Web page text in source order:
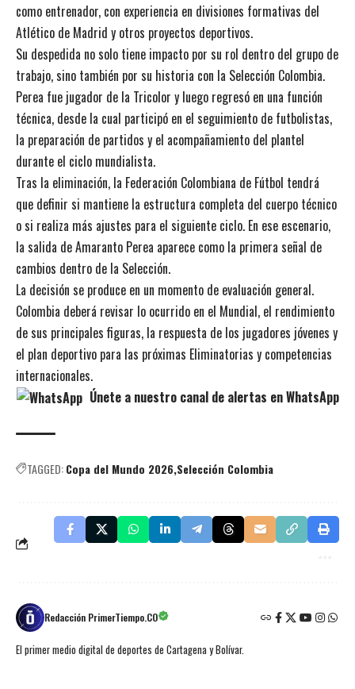
como entrenador, con experiencia en divisiones formativas del
Atlético de Madrid y otros proyectos deportivos.
Su despedida no solo tiene impacto por su rol dentro del grupo de
trabajo, sino también por su historia con la Selección Colombia.
Perea fue jugador de la Tricolor y luego regresó en una función
técnica, desde la cual participó en el seguimiento de futbolistas,
la preparación de partidos y el acompañamiento del plantel
durante el ciclo mundialista.
Tras la eliminación, la Federación Colombiana de Fútbol tendrá
que definir si mantiene la estructura completa del cuerpo técnico
o si realiza más ajustes para el siguiente ciclo. En ese escenario,
la salida de Amaranto Perea aparece como la primera señal de
cambios dentro de la Selección.
La decisión se produce en un momento de evaluación general.
Colombia deberá revisar lo ocurrido en el Mundial, el rendimiento
de sus principales figuras, la respuesta de los jugadores jóvenes y
el plan deportivo para las próximas Eliminatorias y competencias
internacionales.
Únete a nuestro canal de alertas en WhatsApp
TAGGED:Copa del Mundo 2026 Selección Colombia
Redacción PrimerTiempo.CO
El primer medio digital de deportes de Cartagena y Bolívar.